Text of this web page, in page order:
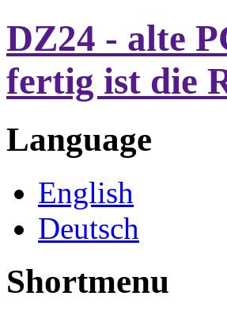
DZ24 - alte
fertig ist die
Language
English
Deutsch
Shortmenu